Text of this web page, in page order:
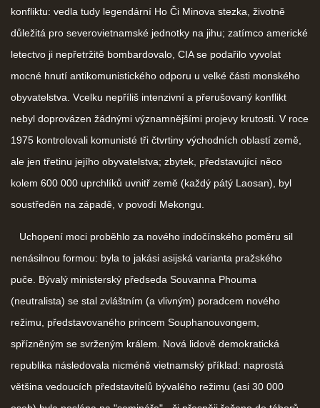
konfliktu: vedla tudy legendární Ho Či Minova stezka, životně
důležitá pro severovietnamské jednotky na jihu; zatímco americké
letectvo ji nepřetržitě bombardovalo, CIA se podařilo vyvolat
mocné hnutí antikomunistického odporu u velké části monského
obyvatelstva. Vcelku nepříliš intenzivní a přerušovaný konflikt
nebyl doprovázen žádnými významnějšími projevy krutosti. V roce
1975 kontrolovali komunisté tři čtvrtiny východních oblastí země,
ale jen třetinu jejího obyvatelstva; zbytek, představující něco
kolem 600 000 uprchlíků uvnitř země (každý pátý Laosan), byl
soustředěn na západě, v povodí Mekongu.
Uchopení moci proběhlo za nového indočínského poměru sil
nenásilnou formou: byla to jakási asijská varianta pražského
puče. Bývalý ministerský předseda Souvanna Phouma
(neutralista) se stal zvláštním (a vlivným) poradcem nového
režimu, představovaného princem Souphanouvongem,
spřízněným se svrženým králem. Nová lidově demokratická
republika následovala nicméně vietnamský příklad: naprostá
většina vedoucích představitelů bývalého režimu (asi 30 000